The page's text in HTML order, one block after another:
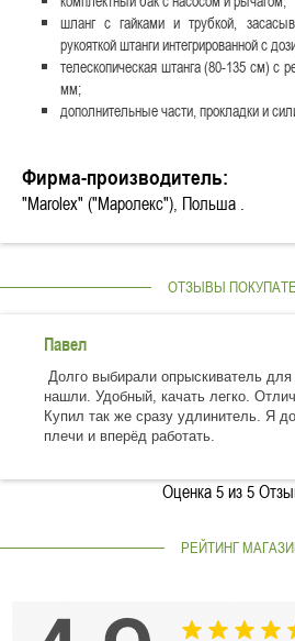
шланг с гайками и трубкой,
рукояткой штанги интегрированной с
телескопическая штанга (80-135 см) с
мм;
дополнительные части, прокладки и
Фирма-производитель:
"Marolex" ("Маролекс"), Польша .
ОТЗЫВЫ
Павел
Долго выбирали опрыскиватель
нашли. Удобный, качать легко.
Купил так же сразу удлинитель. Я
плечи и вперёд работать.
Оценка5из 5
РЕЙТИНГ